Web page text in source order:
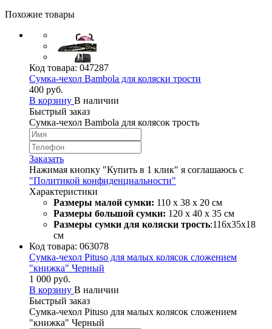
Похожие товары
Код товара: 047287
Сумка-чехол Bambola для коляски трости
400 руб.
В корзину В наличии
Быстрый заказ
Сумка-чехол Bambola для колясок трость
Заказать
Нажимая кнопку "Купить в 1 клик" я соглашаюсь с
"Политикой конфиденциальности"
Характеристики
Размеры малой сумки: 110 х 38 х 20 см
Размеры большой сумки: 120 х 40 х 35 см
Размеры сумки для коляски трость:116х35х18
см
Код товара: 063078
Сумка-чехол Pituso для малых колясок сложением
"книжка" Черный
1 000 руб.
В корзину В наличии
Быстрый заказ
Сумка-чехол Pituso для малых колясок сложением
"книжка" Черный